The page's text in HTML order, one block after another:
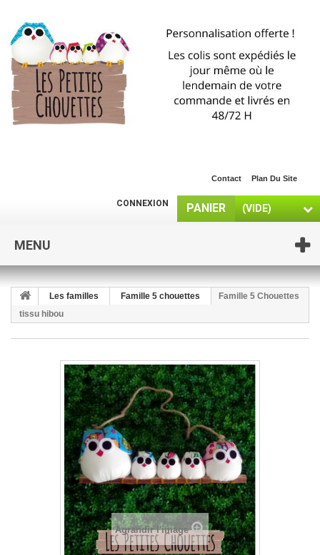
Contact Plan Du Site
PANIER (VIDE)
CONNEXION
MENU
Les familles Famille 5 chouettes
Famille 5 Chouettes
tissu hibou
Agrandir l'image